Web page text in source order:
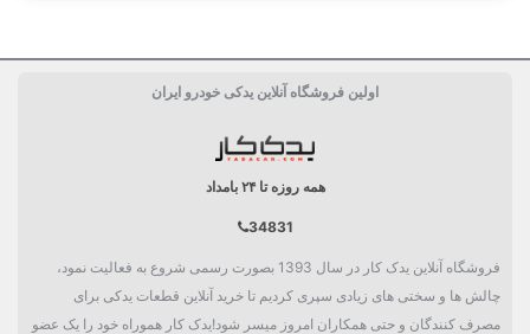
پایه استاندارد 19 میلی متر
ایریدیم
0.6 میلی متر
جنس الکترود منفی ایریدیم
حداقل تعداد خرید شمع موتور
اولین فروشگاه آنلاین یدکی خودرو ایران
همه روزه تا ۲۴ بامداد
34831
فروشگاه آنلاین یدک کار در سال 1393 بصورت رسمی شروع به فعالیت نمود،
چالش ها و سختی های زیادی سپری کردیم تا خرید آنلاین قطعات یدکی برای
مصرف کنندگان و حتی همکاران امروز میسر شود!یدک کار هموراه خود را یک عضو